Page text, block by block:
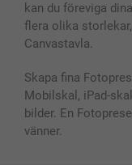
Presentkort
Alla fotoprodukter
kan du föreviga
flera olika
Canvastavla.
Skapa fina
Mobilskal, iPad-
bilder. En
vänner.